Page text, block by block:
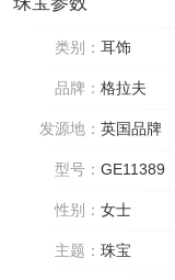
类别： 耳饰
品牌： 格拉夫
发源地： 英国品牌
型号： GE11389
性别： 女士
主题： 珠宝